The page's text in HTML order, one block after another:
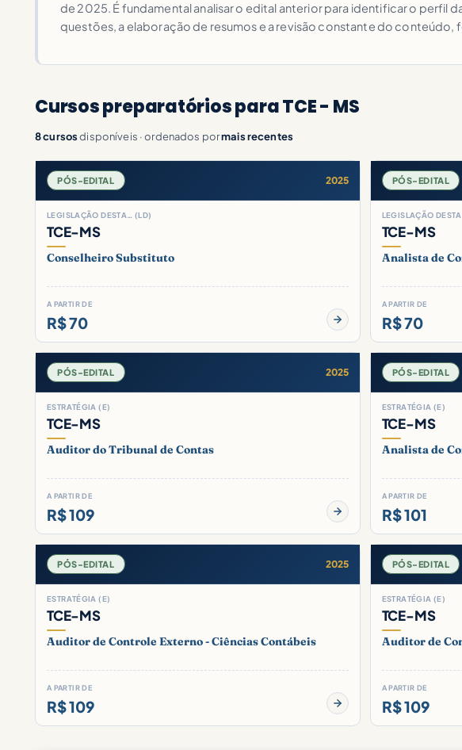
de 2025. É fundamental analisar o edital anterior para identificar o perfil
questões, a elaboração de resumos e a revisão constante do conteúdo,
Cursos preparatórios para TCE - MS
8 cursosdisponíveis · ordenados pormais recentes
PÓS-EDITAL 2025
LEGISLAÇÃO DESTA… (LD)
TCE-MS
Conselheiro Substituto
A PARTIR DE
R$ 70
PÓS-EDITAL
LEGISLAÇÃO
TCE-MS
Analista de
A PARTIR DE
R$ 70
PÓS-EDITAL 2025
ESTRATÉGIA (E)
TCE-MS
Auditor do Tribunal de Contas
A PARTIR DE
R$ 109
PÓS-EDITAL
ESTRATÉGIA (E)
TCE-MS
Analista de
A PARTIR DE
R$ 101
PÓS-EDITAL 2025
ESTRATÉGIA (E)
TCE-MS
Auditor de Controle Externo - Ciências Contábeis
A PARTIR DE
R$ 109
PÓS-EDITAL
ESTRATÉGIA (E)
TCE-MS
Auditor de
A PARTIR DE
R$ 109